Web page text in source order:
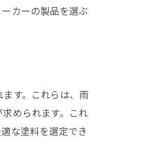
カーの製品を選ぶ
す。これらは、雨
められます。これ
な塗料を選定でき